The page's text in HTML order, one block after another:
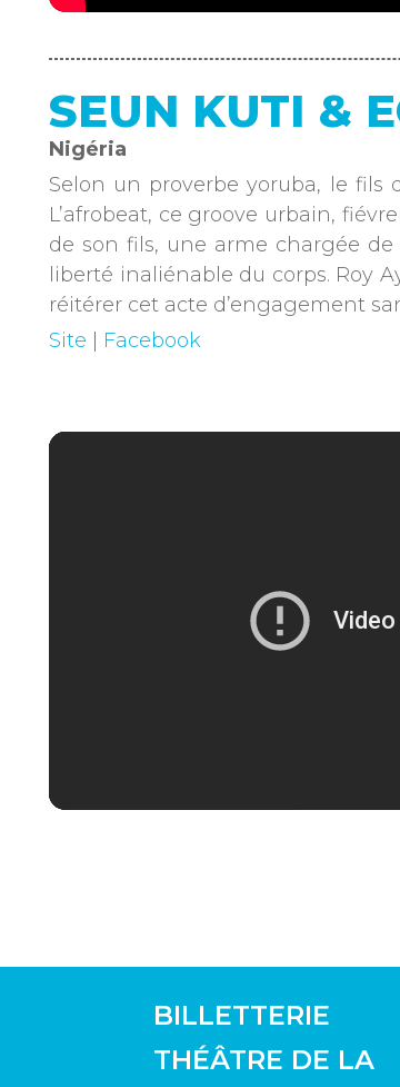
SEUN KUTI &
Nigéria
Selon un proverbe yoruba, le
L’afrobeat, ce groove urbain,
de son fils, une arme chargée
liberté inaliénable du corps. Roy
réitérer cet acte d’engagement
Site
Facebook
BILLETTERIE
THÉÂTRE DE LA